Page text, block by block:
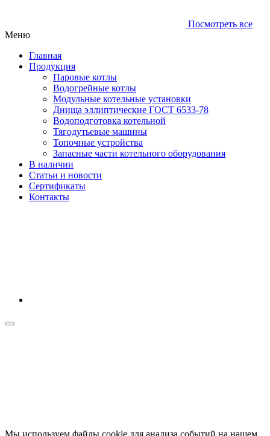
Посмотреть все
Меню
Главная
Продукция
Паровые котлы
Водогрейные котлы
Модульные котельные установки
Днища эллиптические ГОСТ 6533-78
Водоподготовка котельной
Тягодутьевые машины
Топочные устройства
Запасные части котельного оборудования
В наличии
Статьи и новости
Сертификаты
Контакты
Мы используем файлы cookie для анализа событий на нашем